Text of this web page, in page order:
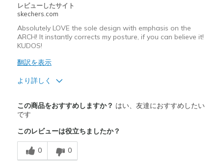
レビューしたサイト
skechers.com
Absolutely LOVE the sole design with emphasis on the
ARCH! It instantly corrects my posture, if you can believe it!
KUDOS!
翻訳を表示
より詳しく
Attractive Design
Breathe Well
Comfortable
この商品をおすすめしますか？ はい、友達におすすめしたい
です
このレビューは役立ちましたか？
0 0